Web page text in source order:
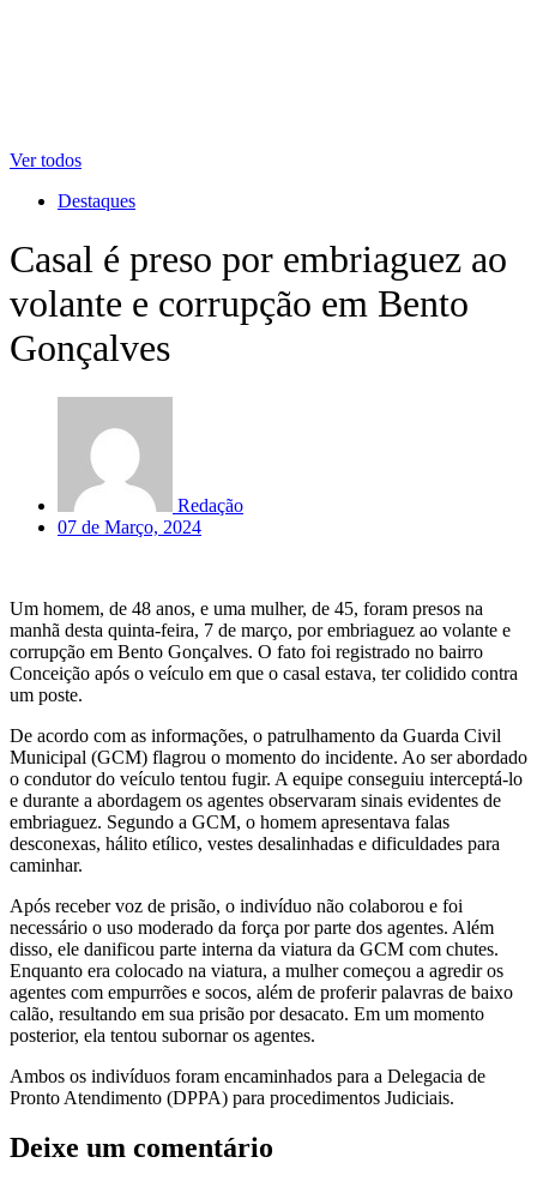
Ver todos
Destaques
Casal é preso por embriaguez ao
volante e corrupção em Bento
Gonçalves
Redação
07 de Março, 2024
Um homem, de 48 anos, e uma mulher, de 45, foram presos na
manhã desta quinta-feira, 7 de março, por embriaguez ao volante e
corrupção em Bento Gonçalves. O fato foi registrado no bairro
Conceição após o veículo em que o casal estava, ter colidido contra
um poste.
De acordo com as informações, o patrulhamento da Guarda Civil
Municipal (GCM) flagrou o momento do incidente. Ao ser abordado
o condutor do veículo tentou fugir. A equipe conseguiu interceptá-lo
e durante a abordagem os agentes observaram sinais evidentes de
embriaguez. Segundo a GCM, o homem apresentava falas
desconexas, hálito etílico, vestes desalinhadas e dificuldades para
caminhar.
Após receber voz de prisão, o indivíduo não colaborou e foi
necessário o uso moderado da força por parte dos agentes. Além
disso, ele danificou parte interna da viatura da GCM com chutes.
Enquanto era colocado na viatura, a mulher começou a agredir os
agentes com empurrões e socos, além de proferir palavras de baixo
calão, resultando em sua prisão por desacato. Em um momento
posterior, ela tentou subornar os agentes.
Ambos os indivíduos foram encaminhados para a Delegacia de
Pronto Atendimento (DPPA) para procedimentos Judiciais.
Deixe um comentário